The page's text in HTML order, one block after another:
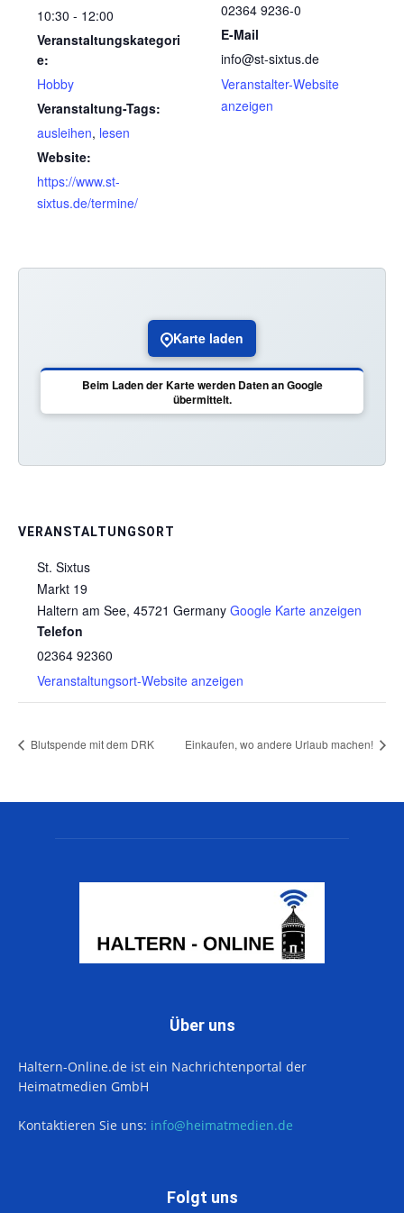
10:30 - 12:00
Veranstaltungskategori
e:
Hobby
Veranstaltung-Tags:
ausleihen, lesen
Website:
https://www.st-
sixtus.de/termine/
02364 9236-0
E-Mail
info@st-sixtus.de
Veranstalter-Website
anzeigen
VERANSTALTUNGSORT
St. Sixtus
Markt 19
Haltern am See, 45721 Germany Google Karte anzeigen
Telefon
02364 92360
Veranstaltungsort-Website anzeigen
Karte laden
Beim Laden der Karte werden Daten an Google
übermittelt.
Blutspende mit dem DRK Einkaufen, wo andere Urlaub machen!
Über uns
Haltern-Online.de ist ein Nachrichtenportal der
Heimatmedien GmbH
Kontaktieren Sie uns: info@heimatmedien.de
Folgt uns